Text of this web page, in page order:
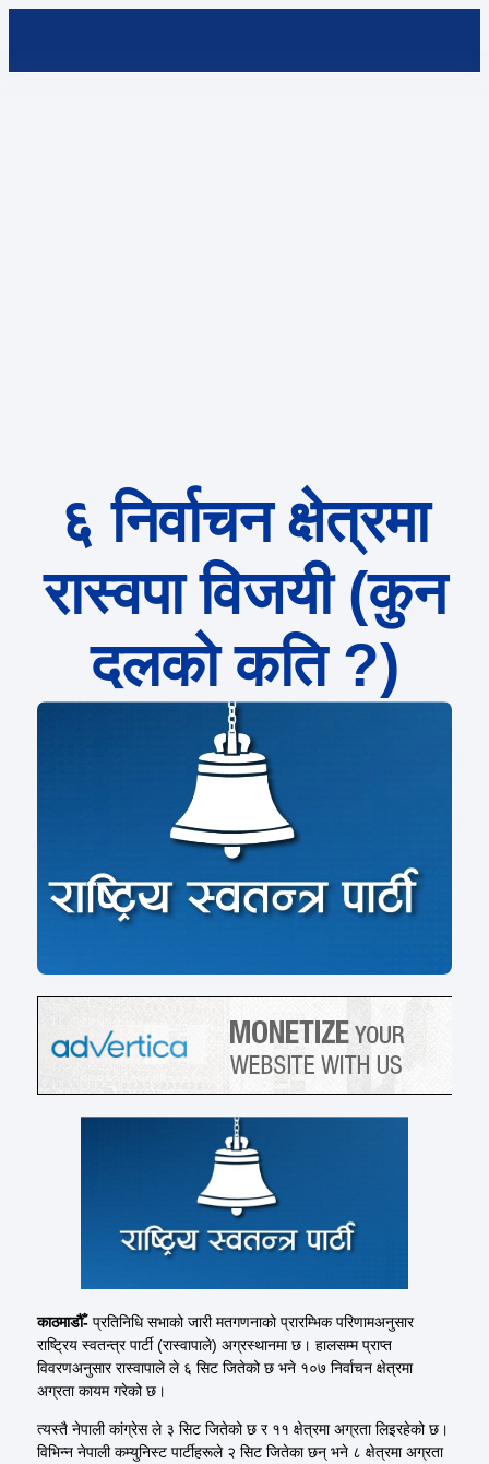
६ निर्वाचन क्षेत्रमा
रास्वपा विजयी (कुन
दलको कति ?)
काठमाडौँ-प्रतिनिधि सभाको जारी मतगणनाको प्रारम्भिक परिणामअनुसार
राष्ट्रिय स्वतन्त्र पार्टी (रास्वापाले) अग्रस्थानमा छ। हालसम्म प्राप्त
विवरणअनुसार रास्वापाले ले ६ सिट जितेको छ भने १०७ निर्वाचन क्षेत्रमा
अग्रता कायम गरेको छ।
त्यस्तै नेपाली कांग्रेस ले ३ सिट जितेको छ र ११ क्षेत्रमा अग्रता लिइरहेको छ।
विभिन्न नेपाली कम्युनिस्ट पार्टीहरूले २ सिट जितेका छन् भने ८ क्षेत्रमा अग्रता